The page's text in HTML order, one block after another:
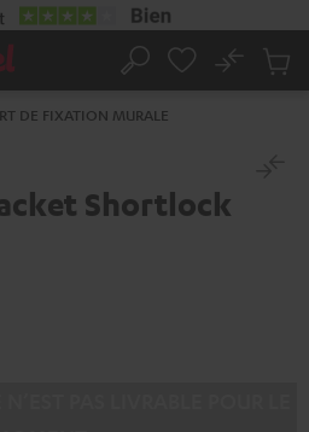
Rechercher
No
DE FIXATION MURALE
Shortlock